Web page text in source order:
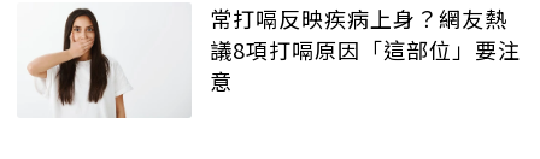
常打嗝反映疾病上身？網友熱
議8項打嗝原因「這部位」要注
意